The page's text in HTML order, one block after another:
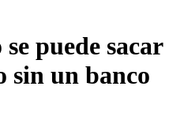
puede sacar
sin un banco